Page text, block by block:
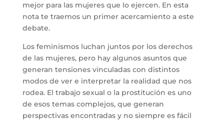
mejor para las mujeres que lo ejercen. En esta
nota te traemos un primer acercamiento a este
debate.
Los feminismos luchan juntos por los derechos
de las mujeres, pero hay algunos asuntos que
generan tensiones vinculadas con distintos
modos de ver e interpretar la realidad que nos
rodea. El trabajo sexual o la prostitución es uno
de esos temas complejos, que generan
perspectivas encontradas y no siempre es fácil